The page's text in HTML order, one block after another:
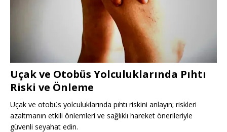
Uçak ve Otobüs Yolculuklarında Pıhtı
Riski ve Önleme
Uçak ve otobüs yolculuklarında pıhtı riskini anlayın; riskleri
azaltmanın etkili önlemleri ve sağlıklı hareket önerileriyle
güvenli seyahat edin.